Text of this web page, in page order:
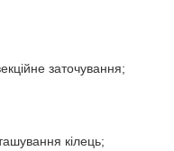
заточування;
кілець;